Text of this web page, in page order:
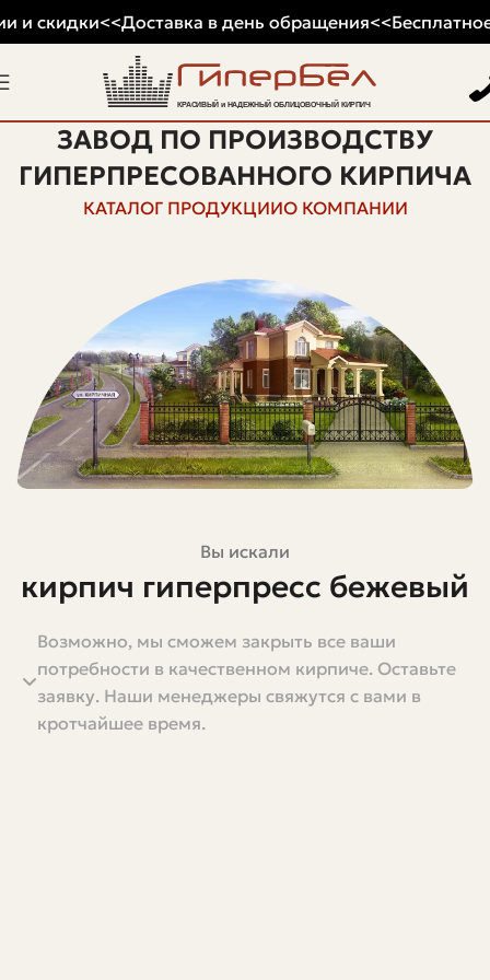
ЗАВОД ПО ПРОИЗВОДСТВУ
ГИПЕРПРЕСОВАННОГО КИРПИЧА
КАТАЛОГ ПРОДУКЦИИО КОМПАНИИ
Вы искали
кирпич гиперпресс бежевый
Коротко и по делу: если ищете лицевой кирпич для
фасада, забора или внутренней отделки, который
выглядит аккуратно, держит форму и не теряет цвет
под дождём, обратите внимание на бежевый
Возможно, мы сможем закрыть все ваши
потребности в качественном кирпиче. Оставьте
заявку. Наши менеджеры свяжутся с вами в
кротчайшее время.
и скидки<<Доставка в день обращения<<Бесплатное